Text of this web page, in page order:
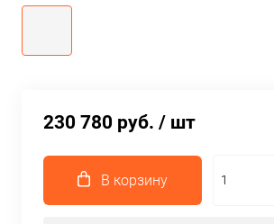
230 780 руб. / шт
В корзину